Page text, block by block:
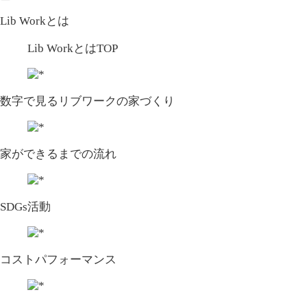
Lib Workとは
Lib WorkとはTOP
数字で⾒るリブワークの家づくり
家ができるまでの流れ
SDGs活動
コストパフォーマンス